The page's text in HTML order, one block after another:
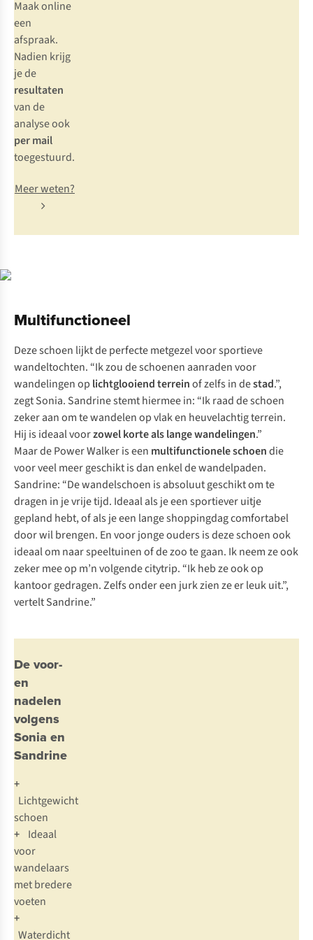
Maak online
een
afspraak.
Nadien krijg
je de
resultaten
van de
analyse ook
per mail
toegestuurd.
Meer weten?
Multifunctioneel
Deze schoen lijkt de perfecte metgezel voor sportieve
wandeltochten. “Ik zou de schoenen aanraden voor
wandelingen op lichtglooiend terreinof zelfs in destad.”,
zegt Sonia. Sandrine stemt hiermee in: “Ik raad de schoen
zeker aan om te wandelen op vlak en heuvelachtig terrein.
Hij is ideaal voorzowel korte als lange wandelingen.”
Maar de Power Walker is een multifunctionele schoendie
voor veel meer geschikt is dan enkel de wandelpaden.
Sandrine: “De wandelschoen is absoluut geschikt om te
dragen in je vrije tijd. Ideaal als je een sportiever uitje
gepland hebt, of als je een lange shoppingdag comfortabel
door wil brengen. En voor jonge ouders is deze schoen ook
ideaal om naar speeltuinen of de zoo te gaan. Ik neem ze ook
zeker mee op m’n volgende citytrip. “Ik heb ze ook op
kantoor gedragen. Zelfs onder een jurk zien ze er leuk uit.”,
vertelt Sandrine.”
De voor-
en
nadelen
volgens
Sonia en
Sandrine
+
Lichtgewicht
schoen
+ Ideaal
voor
wandelaars
met bredere
voeten
+
Waterdicht